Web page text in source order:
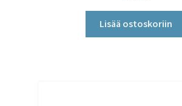
Lisää ostoskoriin